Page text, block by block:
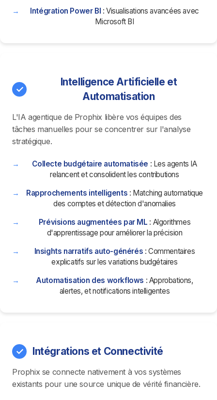
Intégration Power BI : Visualisations avancées avec
Microsoft BI
Intelligence Artificielle et
Automatisation
L'IA agentique de Prophix libère vos équipes des
tâches manuelles pour se concentrer sur l'analyse
stratégique.
Collecte budgétaire automatisée : Les agents IA
relancent et consolident les contributions
Rapprochements intelligents : Matching automatique
des comptes et détection d'anomalies
Prévisions augmentées par ML : Algorithmes
d'apprentissage pour améliorer la précision
Insights narratifs auto-générés : Commentaires
explicatifs sur les variations budgétaires
Automatisation des workflows : Approbations,
alertes, et notifications intelligentes
Intégrations et Connectivité
Prophix se connecte nativement à vos systèmes
existants pour une source unique de vérité financière.